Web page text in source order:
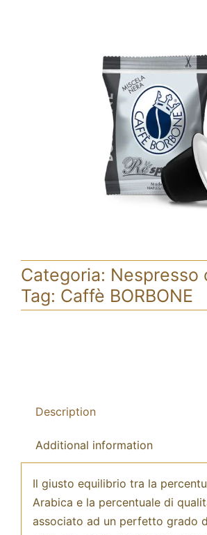
Categoria: Nespresso
Tag: Caffè BORBONE
Description
Additional information
Il giusto equilibrio tra la
Arabica e la percentuale di
associato ad un perfetto grado